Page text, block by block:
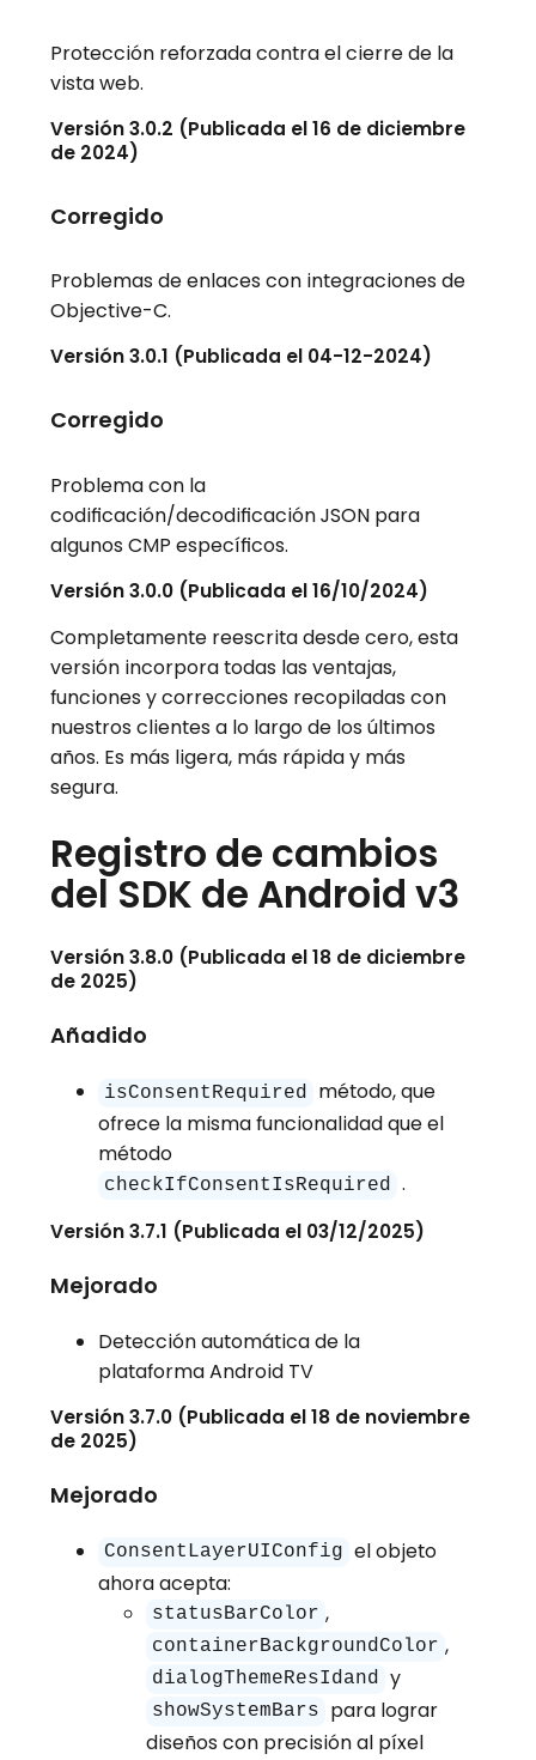
Protección reforzada contra el cierre de la
vista web.
Versión 3.0.2 (Publicada el 16 de diciembre
de 2024)
Corregido
Problemas de enlaces con integraciones de
Objective-C.
Versión 3.0.1 (Publicada el 04-12-2024)
Corregido
Problema con la
codificación/decodificación JSON para
algunos CMP específicos.
Versión 3.0.0 (Publicada el 16/10/2024)
Completamente reescrita desde cero, esta
versión incorpora todas las ventajas,
funciones y correcciones recopiladas con
nuestros clientes a lo largo de los últimos
años. Es más ligera, más rápida y más
segura.
Registro de cambios
del SDK de Android v3
Versión 3.8.0 (Publicada el 18 de diciembre
de 2025)
Añadido
isConsentRequired
método, que
ofrece la misma funcionalidad que el
método
checkIfConsentIsRequired .
Versión 3.7.1 (Publicada el 03/12/2025)
Mejorado
Detección automática de la
plataforma Android TV
Versión 3.7.0 (Publicada el 18 de noviembre
de 2025)
Mejorado
ConsentLayerUIConfig el objeto
ahora acepta:
statusBarColor ,
containerBackgroundColor ,
dialogThemeResIdand y
showSystemBars
para lograr
diseños con precisión al píxel